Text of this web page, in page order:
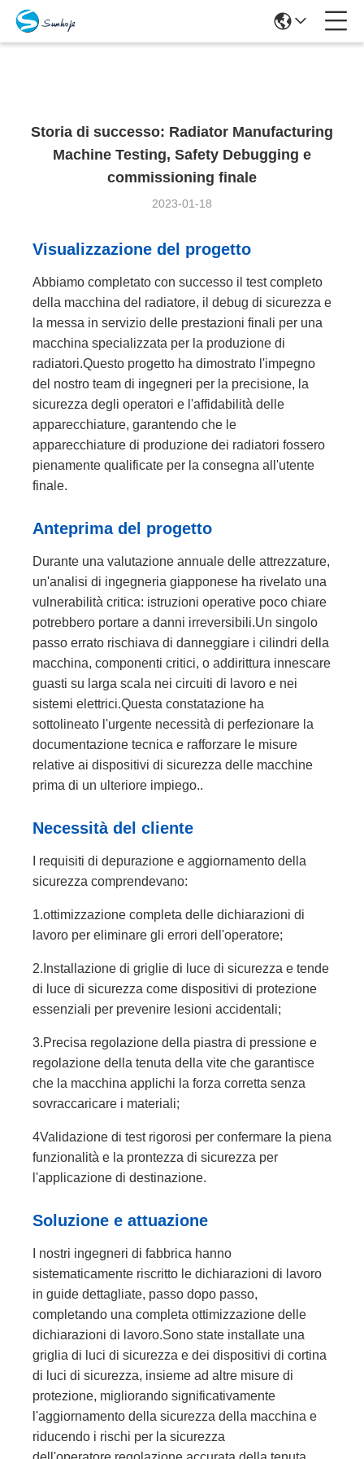
Storia di successo: Radiator Manufacturing
Machine Testing, Safety Debugging e
commissioning finale
2023-01-18
Visualizzazione del progetto
Abbiamo completato con successo il test completo
della macchina del radiatore, il debug di sicurezza e
la messa in servizio delle prestazioni finali per una
macchina specializzata per la produzione di
radiatori.Questo progetto ha dimostrato l'impegno
del nostro team di ingegneri per la precisione, la
sicurezza degli operatori e l'affidabilità delle
apparecchiature, garantendo che le
apparecchiature di produzione dei radiatori fossero
pienamente qualificate per la consegna all'utente
finale.
Anteprima del progetto
Durante una valutazione annuale delle attrezzature,
un'analisi di ingegneria giapponese ha rivelato una
vulnerabilità critica: istruzioni operative poco chiare
potrebbero portare a danni irreversibili.Un singolo
passo errato rischiava di danneggiare i cilindri della
macchina, componenti critici, o addirittura innescare
guasti su larga scala nei circuiti di lavoro e nei
sistemi elettrici.Questa constatazione ha
sottolineato l'urgente necessità di perfezionare la
documentazione tecnica e rafforzare le misure
relative ai dispositivi di sicurezza delle macchine
prima di un ulteriore impiego..
Necessità del cliente
I requisiti di depurazione e aggiornamento della
sicurezza comprendevano:
1.ottimizzazione completa delle dichiarazioni di
lavoro per eliminare gli errori dell'operatore;
2.Installazione di griglie di luce di sicurezza e tende
di luce di sicurezza come dispositivi di protezione
essenziali per prevenire lesioni accidentali;
3.Precisa regolazione della piastra di pressione e
regolazione della tenuta della vite che garantisce
che la macchina applichi la forza corretta senza
sovraccaricare i materiali;
4Validazione di test rigorosi per confermare la piena
funzionalità e la prontezza di sicurezza per
l'applicazione di destinazione.
Soluzione e attuazione
I nostri ingegneri di fabbrica hanno
sistematicamente riscritto le dichiarazioni di lavoro
in guide dettagliate, passo dopo passo,
completando una completa ottimizzazione delle
dichiarazioni di lavoro.Sono state installate una
griglia di luci di sicurezza e dei dispositivi di cortina
di luci di sicurezza, insieme ad altre misure di
protezione, migliorando significativamente
l'aggiornamento della sicurezza della macchina e
riducendo i rischi per la sicurezza